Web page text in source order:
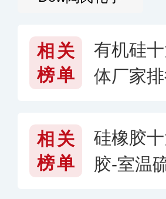
相关
榜单
有机硅
体厂家
相关
榜单
硅橡胶
胶-室温